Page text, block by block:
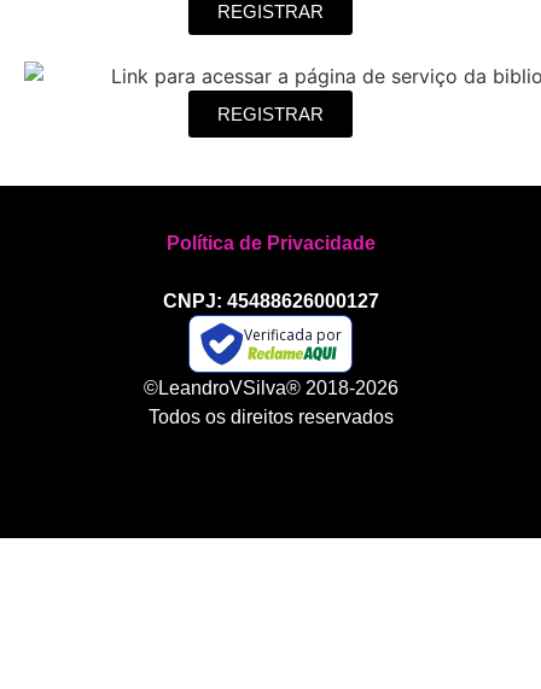
REGISTRAR
REGISTRAR
Política de Privacidade
CNPJ: 45488626000127
Verificada por
©LeandroVSilva® 2018-2026
Todos os direitos reservados